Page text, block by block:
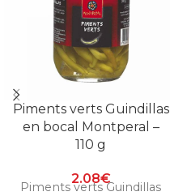
Piments verts Guindillas
en bocal Montperal –
110 g
2.08€
Piments verts Guindillas